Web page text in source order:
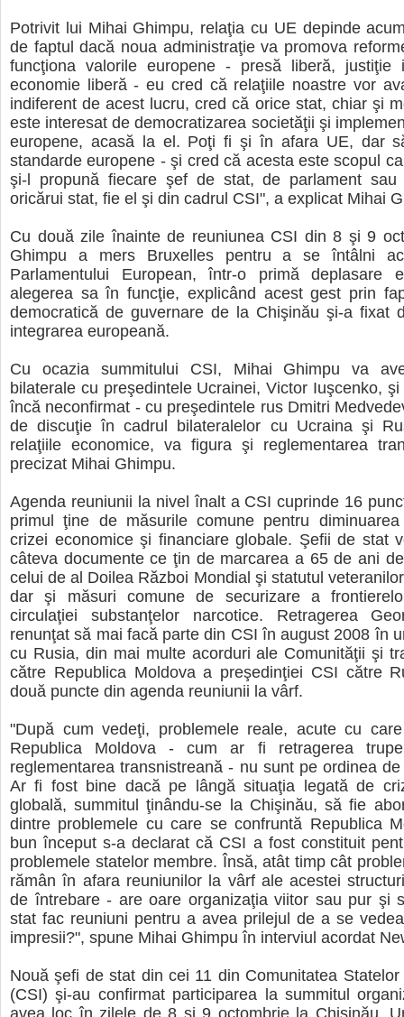
Potrivit lui Mihai Ghimpu, relaţia cu UE depinde
de faptul dacă noua administraţie va promova
funcţiona valorile europene - presă liberă, justiţie
economie liberă - eu cred că relaţiile noastre vor
indiferent de acest lucru, cred că orice stat, chiar şi
este interesat de democratizarea societăţii şi
europene, acasă la el. Poţi fi şi în afara UE, dar
standarde europene - şi cred că acesta este scopul
şi-l propună fiecare şef de stat, de parlament
oricărui stat, fie el şi din cadrul CSI", a explicat Mihai
Cu două zile înainte de reuniunea CSI din 8 şi 9
Ghimpu a mers Bruxelles pentru a se întâlni
Parlamentului European, într-o primă deplasare
alegerea sa în funcţie, explicând acest gest prin
democratică de guvernare de la Chişinău şi-a fixat
integrarea europeană.
Cu ocazia summitului CSI, Mihai Ghimpu va
bilaterale cu preşedintele Ucrainei, Victor Iuşcenko,
încă neconfirmat - cu preşedintele rus Dmitri
de discuţie în cadrul bilateralelor cu Ucraina şi
relaţiile economice, va figura şi reglementarea
precizat Mihai Ghimpu.
Agenda reuniunii la nivel înalt a CSI cuprinde 16
primul ţine de măsurile comune pentru diminuarea
crizei economice şi financiare globale. Şefii de stat
câteva documente ce ţin de marcarea a 65 de ani
celui de al Doilea Război Mondial şi statutul
dar şi măsuri comune de securizare a
circulaţiei substanţelor narcotice. Retragerea
renunţat să mai facă parte din CSI în august 2008 în
cu Rusia, din mai multe acorduri ale Comunităţii şi
către Republica Moldova a preşedinţiei CSI către
două puncte din agenda reuniunii la vârf.
"După cum vedeţi, problemele reale, acute cu
Republica Moldova - cum ar fi retragerea
reglementarea transnistreană - nu sunt pe ordinea
Ar fi fost bine dacă pe lângă situaţia legată de
globală, summitul ţinându-se la Chişinău, să fie
dintre problemele cu care se confruntă Republica
bun început s-a declarat că CSI a fost constituit
problemele statelor membre. Însă, atât timp cât
rămân în afara reuniunilor la vârf ale acestei
de întrebare - are oare organizaţia viitor sau pur şi
stat fac reuniuni pentru a avea prilejul de a se
impresii?", spune Mihai Ghimpu în interviul acordat
Nouă şefi de stat din cei 11 din Comunitatea Statelor
(CSI) şi-au confirmat participarea la summitul
avea loc în zilele de 8 şi 9 octombrie la Chişinău.